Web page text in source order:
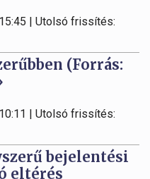
| Utolsó frissítés:
(Forrás:
| Utolsó frissítés:
bejelentési
eltérés